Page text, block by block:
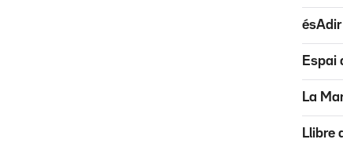
ésAdir
Espai
La
Llibre